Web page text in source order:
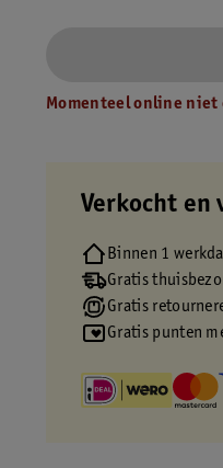
Momenteel online niet
Verkocht en
Binnen 1
Gratis
Gratis
Gratis punten